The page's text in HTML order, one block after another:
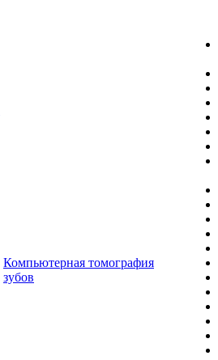
Компьютерная томография
зубов